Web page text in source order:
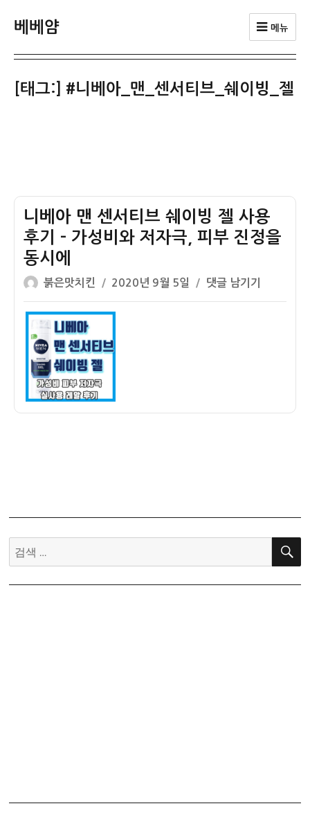
베베얌 메뉴
[태그:] #니베아_맨_센서티브_쉐이빙_젤
니베아 맨 센서티브 쉐이빙 젤 사용
후기 – 가성비와 저자극, 피부 진정을
동시에
글
쓴
이
붉은맛치킨
작
성
일
2020년 9월 5일
니
베
시
댓글 남기기
검
색:
검